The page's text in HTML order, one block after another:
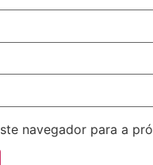
navegador para a